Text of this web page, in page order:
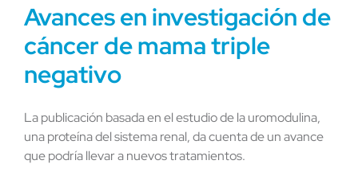
Avances en investigación de
cáncer de mama triple
negativo
La publicación basada en el estudio de la uromodulina,
una proteína del sistema renal, da cuenta de un avance
que podría llevar a nuevos tratamientos.